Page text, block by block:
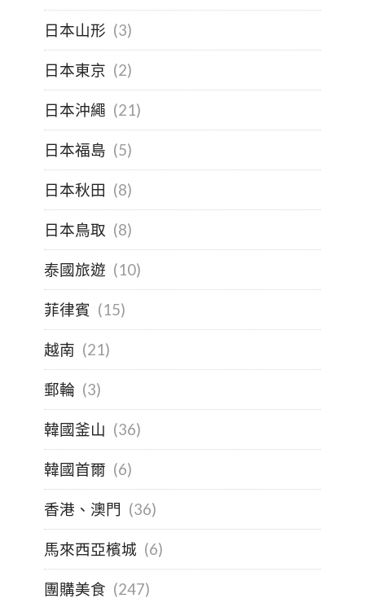
日本山形 (3)
日本東京 (2)
日本沖繩 (21)
日本福島 (5)
日本秋田 (8)
日本鳥取 (8)
泰國旅遊 (10)
菲律賓 (15)
越南 (21)
郵輪 (3)
韓國釜山 (36)
韓國首爾 (6)
香港、澳門 (36)
馬來西亞檳城 (6)
團購美食 (247)